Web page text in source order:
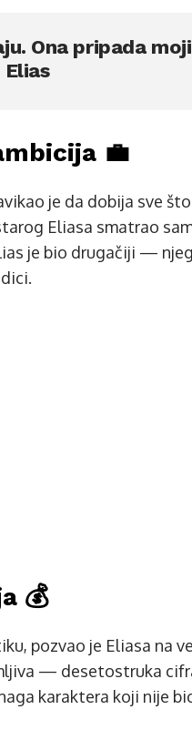
Ona pripada
💼
je da dobija sve
Eliasa smatrao
je bio drugačiji —
💰
pozvao je Eliasa na
— desetostruka
karaktera koji nije